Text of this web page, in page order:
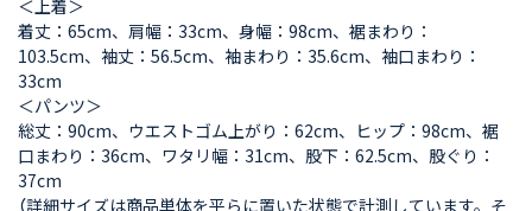
＜上着＞
着丈：65cm、肩幅：33cm、身幅：98cm、裾まわり：
103.5cm、袖丈：56.5cm、袖まわり：35.6cm、袖口まわり：
33cm
＜パンツ＞
総丈：90cm、ウエストゴム上がり：62cm、ヒップ：98cm、裾
口まわり：36cm、ワタリ幅：31cm、股下：62.5cm、股ぐり：
37cm
（詳細サイズは商品単体を平らに置いた状態で計測しています。そ